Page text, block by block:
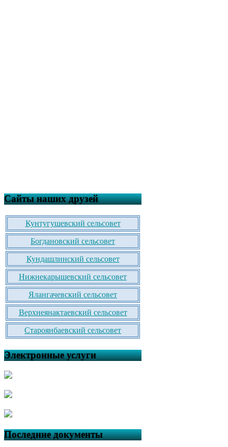
Сайты наших друзей
Кунтугушевский сельсовет
Богдановский сельсовет
Кундашлинский сельсовет
Нижнекарышевский сельсовет
Ялангачевский сельсовет
Верхнеянактаевский сельсовет
Староянбаевский сельсовет
Электронные услуги
Последние документы